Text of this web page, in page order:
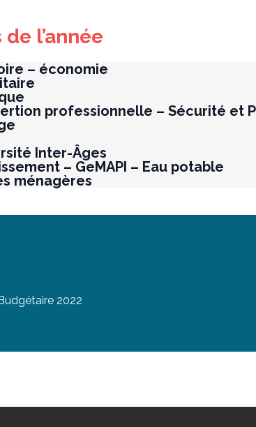
l’année
– économie
professionnelle – Sécurité et
Inter-Âges
– GeMAPI – Eau potable
ménagères
2022